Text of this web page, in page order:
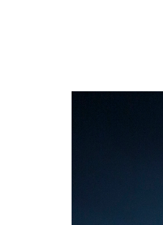
l’article